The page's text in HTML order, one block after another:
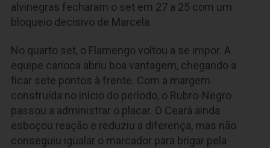
alvinegras fecharam o set em 27 a 25 com um
bloqueio decisivo de Marcela.
No quarto set, o Flamengo voltou a se impor. A
equipe carioca abriu boa vantagem, chegando a
ficar sete pontos à frente. Com a margem
construída no início do período, o Rubro-Negro
passou a administrar o placar. O Ceará ainda
esboçou reação e reduziu a diferença, mas não
conseguiu igualar o marcador para brigar pela